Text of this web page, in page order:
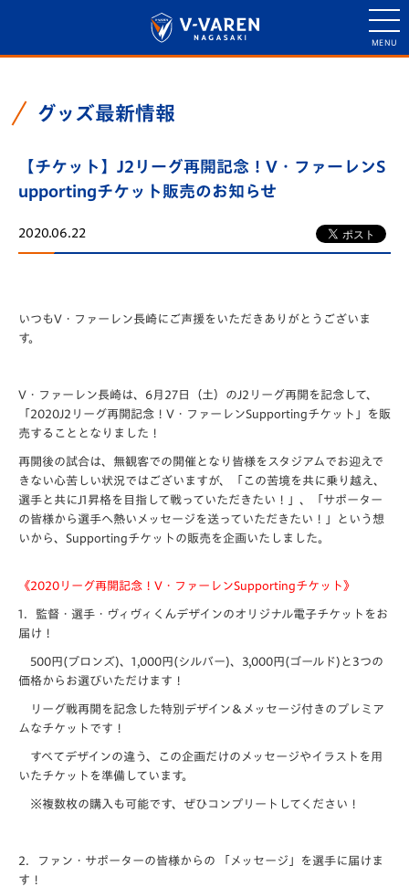
グッズ最新情報
【チケット】J2リーグ再開記念！V・ファーレンS
upportingチケット販売のお知らせ
2020.06.22
いつもV・ファーレン長崎にご声援をいただきありがとうございま
す。
V・ファーレン長崎は、6月27日（土）のJ2リーグ再開を記念して、
「2020J2リーグ再開記念！V・ファーレンSupportingチケット」を販
売することとなりました！
再開後の試合は、無観客での開催となり皆様をスタジアムでお迎えで
きない心苦しい状況ではございますが、「 この苦境を共に乗り越え、
選手と共にJ1昇格を目指して戦っていただきたい！」、「 サポーター
の皆様から選手へ熱いメッセージを送っていただきたい！」という想
い から、Supportingチケットの販売を企画いたしました。
《2020リーグ再開記念！V・ファーレンSupportingチケット》
1．監督・選手・ヴィヴィくんデザインのオリジナル電子チケットをお
届け！
500円(ブロンズ)、1,000円(シルバー)、3,000円(ゴールド)と3つの
価格からお選びいただけます！
リーグ戦再開を記念した特別デザイン＆メッセージ付きのプレミア
ムなチケットです！
すべてデザインの違う、この企画だけのメッセージやイラストを用
いたチケットを準備しています。
※複数枚の購入も可能です、ぜひコンプリートしてください！
2．ファン・サポーターの皆様からの 「メッセージ」を選手に届けま
す！